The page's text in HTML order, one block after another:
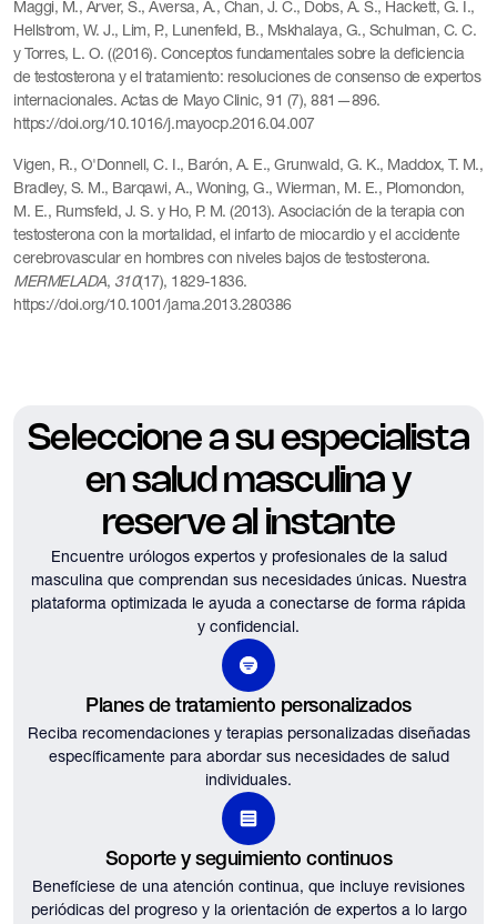
Maggi, M., Arver, S., Aversa, A., Chan, J. C., Dobs, A. S., Hackett, G. I.,
Hellstrom, W. J., Lim, P., Lunenfeld, B., Mskhalaya, G., Schulman, C. C.
y Torres, L. O. ((2016). Conceptos fundamentales sobre la deficiencia
de testosterona y el tratamiento: resoluciones de consenso de expertos
internacionales. Actas de Mayo Clinic, 91 (7), 881—896.
https://doi.org/10.1016/j.mayocp.2016.04.007
Vigen, R., O'Donnell, C. I., Barón, A. E., Grunwald, G. K., Maddox, T. M.,
Bradley, S. M., Barqawi, A., Woning, G., Wierman, M. E., Plomondon,
M. E., Rumsfeld, J. S. y Ho, P. M. (2013). Asociación de la terapia con
testosterona con la mortalidad, el infarto de miocardio y el accidente
cerebrovascular en hombres con niveles bajos de testosterona.
MERMELADA, 310(17), 1829-1836.
https://doi.org/10.1001/jama.2013.280386
Seleccione a su especialista
en salud masculina y
reserve al instante
Encuentre urólogos expertos y profesionales de la salud
masculina que comprendan sus necesidades únicas. Nuestra
plataforma optimizada le ayuda a conectarse de forma rápida
y confidencial.
Planes de tratamiento personalizados
Reciba recomendaciones y terapias personalizadas diseñadas
específicamente para abordar sus necesidades de salud
individuales.
Soporte y seguimiento continuos
Benefíciese de una atención continua, que incluye revisiones
periódicas del progreso y la orientación de expertos a lo largo